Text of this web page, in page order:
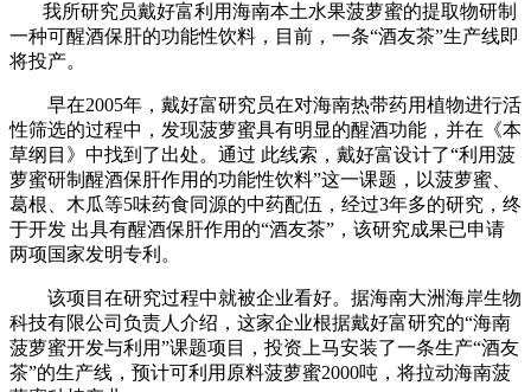
我所研究员戴好富利用海南本土水果菠萝蜜的提取物研制
一种可醒酒保肝的功能性饮料，目前，一条“酒友茶”生产线即
将投产。
早在2005年，戴好富研究员在对海南热带药用植物进行活
性筛选的过程中，发现菠萝蜜具有明显的醒酒功能，并在《本
草纲目》中找到了出处。通过 此线索，戴好富设计了“利用菠
萝蜜研制醒酒保肝作用的功能性饮料”这一课题，以菠萝蜜、
葛根、木瓜等5味药食同源的中药配伍，经过3年多的研究，终
于开发 出具有醒酒保肝作用的“酒友茶”，该研究成果已申请
两项国家发明专利。
该项目在研究过程中就被企业看好。据海南大洲海岸生物
科技有限公司负责人介绍，这家企业根据戴好富研究的“海南
菠萝蜜开发与利用”课题项目，投资上马安装了一条生产“酒友
茶”的生产线，预计可利用原料菠萝蜜2000吨，将拉动海南菠